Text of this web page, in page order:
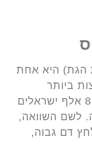
הגת) היא אחת
ביותר
בישראל, כאשר מעל ל-850 אלף ישראלים
לשם השוואה,
דם גבוה,